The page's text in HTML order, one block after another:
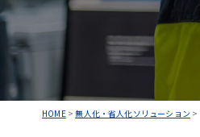
HOME>無人化・省人化ソリューション >